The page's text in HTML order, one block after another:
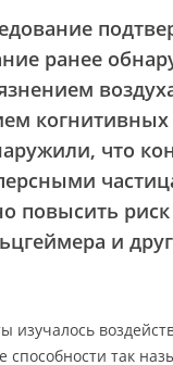
ранее
когнитивных
что
повысить
и
изучалось
способности так